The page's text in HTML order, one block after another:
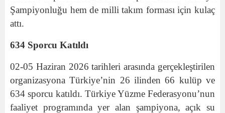
Şampiyonluğu hem de milli takım forması için kulaç
attı.
634 Sporcu Katıldı
02-05 Haziran 2026 tarihleri arasında gerçekleştirilen
organizasyona Türkiye’nin 26 ilinden 66 kulüp ve
634 sporcu katıldı. Türkiye Yüzme Federasyonu’nun
faaliyet programında yer alan şampiyona, açık su